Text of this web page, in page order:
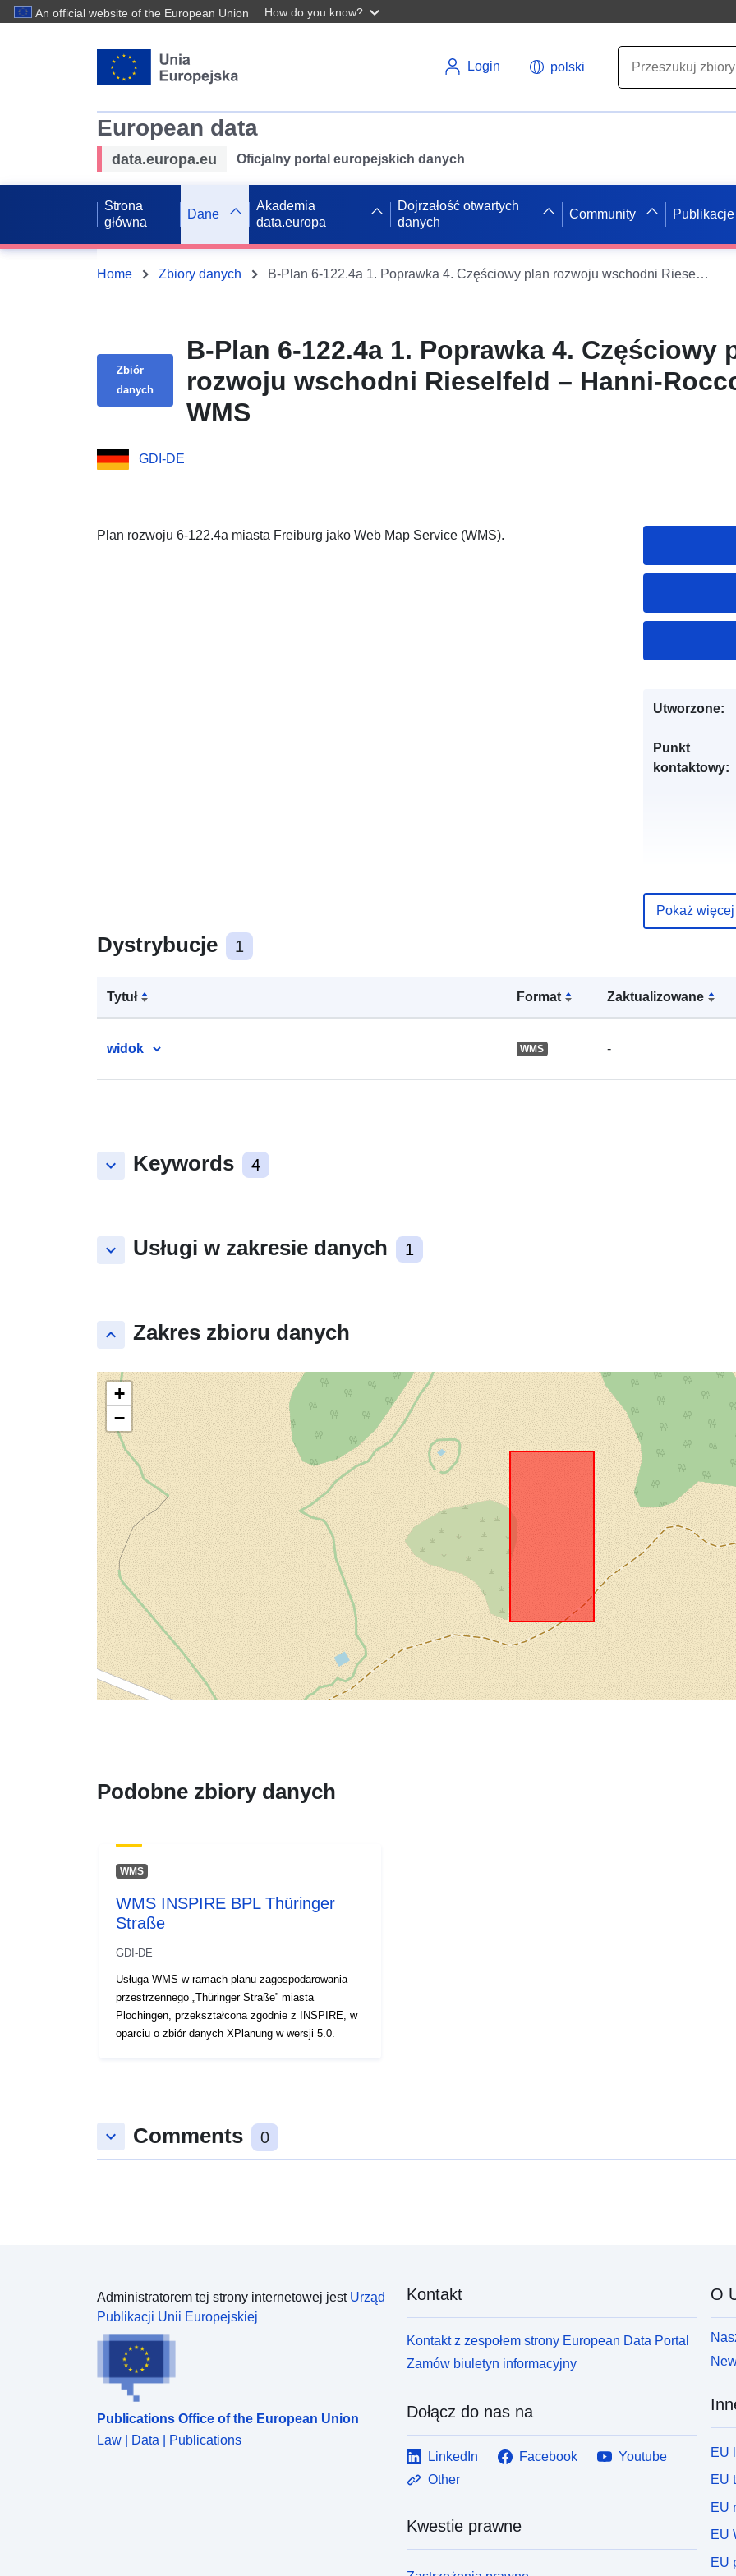
An official website of the European Union How do you know?
Login polski
European data
data.europa.eu Oficjalny portal europejskich danych
Strona
główna
Dane
Akademia
data.europa
Dojrzałość otwartych
danych
Community Publikacje
Home Zbiory danych B-Plan 6-122.4a 1. Poprawka 4. Częściowy plan rozwoju wschodni Rieselfeld – Hanni-Rocco-Platz – WMS
Zbiór
danych
B-Plan 6-122.4a 1. Poprawka 4. Częściowy
rozwoju wschodni Rieselfeld – Hanni-
WMS
GDI-DE
Plan rozwoju 6-122.4a miasta Freiburg jako Web Map Service (WMS).
Dystrybucje 1
Tytuł Format Zaktualizowane
widok WMS -
keyboard_arrow_down Keywords 4
keyboard_arrow_down Usługi w zakresie danych 1
keyboard_arrow_up Zakres zbioru danych
+
−
Utworzone:
Punkt
kontaktowy:
Zapis
uriRef:
Typ:
Pokaż więcej
Podobne zbiory danych
WMS
WMS INSPIRE BPL Thüringer
Straße
GDI-DE
Usługa WMS w ramach planu zagospodarowania
przestrzennego „Thüringer Straße” miasta
Plochingen, przekształcona zgodnie z INSPIRE, w
oparciu o zbiór danych XPlanung w wersji 5.0.
keyboard_arrow_down Comments 0
Administratorem tej strony internetowej jest Urząd
Publikacji Unii Europejskiej
Publications Office of the European Union
Law | Data | Publications
Kontakt
Kontakt z zespołem strony European Data Portal
Zamów biuletyn informacyjny
Dołącz do nas na
LinkedIn Facebook
Youtube
Other
Kwestie prawne
O
EU
EU
EU
EU
EU